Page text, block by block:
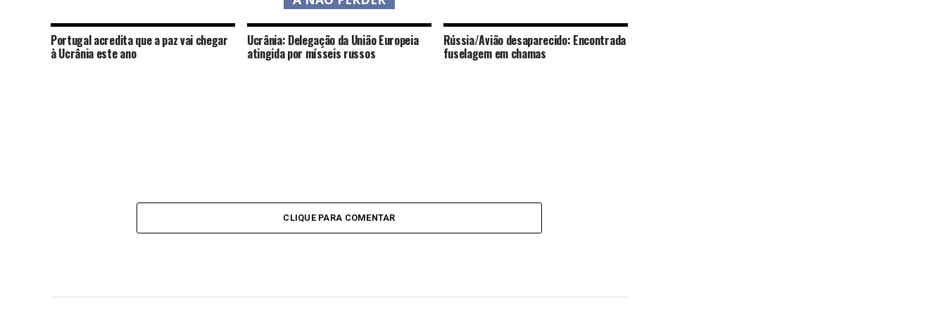
Portugal acredita que a paz vai chegar
à Ucrânia este ano
Ucrânia: Delegação da União Europeia
atingida por mísseis russos
Rússia/Avião desaparecido: Encontrada
fuselagem em chamas
CLIQUE PARA COMENTAR